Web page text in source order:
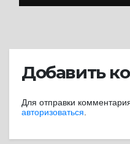
Добавить
Для отправки
авторизоваться